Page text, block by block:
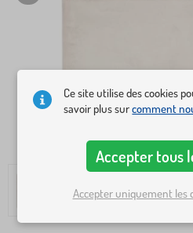
Ce site utilise des cookies
savoir plus surcomment
Accepter tous
Accepter uniquement les